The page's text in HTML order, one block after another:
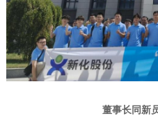
董事长同新